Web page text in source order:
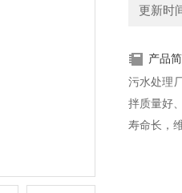
更新时
产品简
污水处理
拌质量好
寿命长，